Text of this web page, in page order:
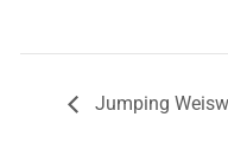
Jumping